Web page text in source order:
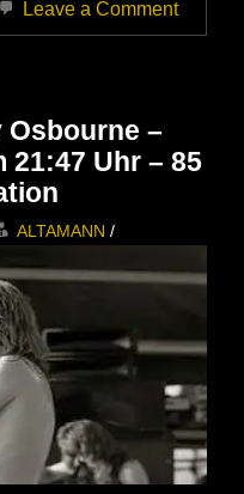
Leave a Commenton
–
Riviera
großen
und
Purple
2006
at
Jazz
Osbourne –
21:47 Uhr – 85
ALTAMANN /